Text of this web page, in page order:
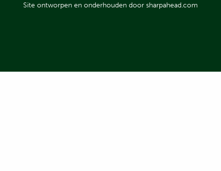
Site ontworpen en onderhouden door sharpahead.com